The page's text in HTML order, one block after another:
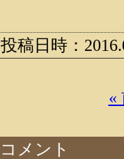
投稿日時：
«
コメント